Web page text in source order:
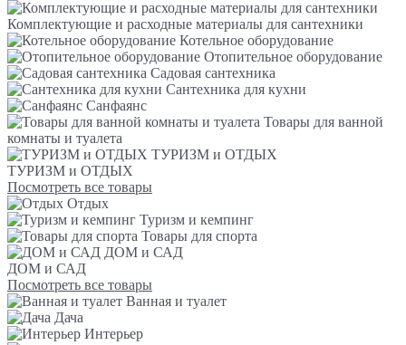
Комплектующие и расходные материалы для сантехники
Котельное оборудование
Отопительное оборудование
Садовая сантехника
Сантехника для кухни
Санфаянс
Товары для ванной
комнаты и туалета
ТУРИЗМ и ОТДЫХ
ТУРИЗМ и ОТДЫХ
Посмотреть все товары
Отдых
Туризм и кемпинг
Товары для спорта
ДОМ и САД
ДОМ и САД
Посмотреть все товары
Ванная и туалет
Дача
Интерьер